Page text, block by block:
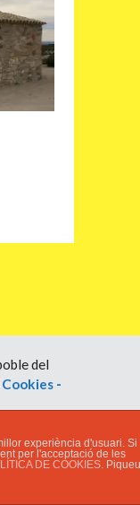
del
-
experiència d'usuari. Si
per l'acceptació de les
DE COOKIES. Piqueu